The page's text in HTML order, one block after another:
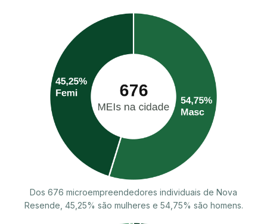
Dos 676 microempreendedores individuais de Nova
Resende, 45,25% são mulheres e 54,75% são homens.